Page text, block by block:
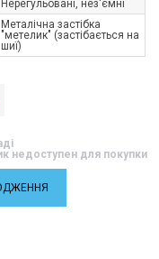
Нерегульовані, нез'ємні
Металічна застібка
"метелик" (застібається на
шиї)
недоступен для покупки